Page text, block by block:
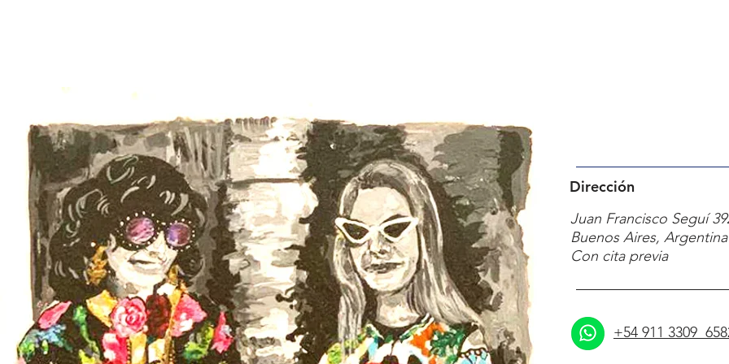
Dirección
Juan Francisco Seguí
Buenos Aires, Argentina
Con cita previa
+54 911 3309